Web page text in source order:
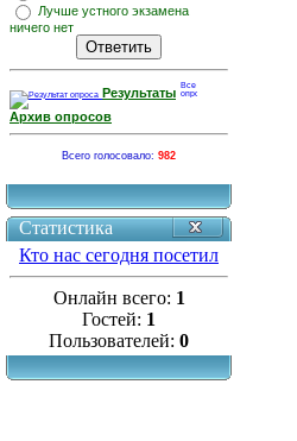
Лучше устного экзамена
ничего нет
Результаты
Архив опросов
Всего голосовало: 982
Статистика
Кто нас сегодня посетил
Онлайн всего: 1
Гостей: 1
Пользователей: 0